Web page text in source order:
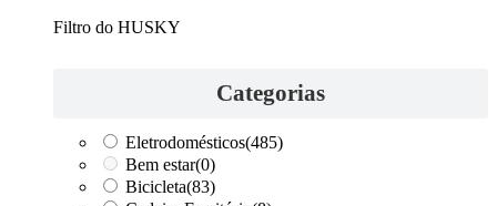
Filtro do HUSKY
Categorias
Eletrodomésticos(485)
Bem estar(0)
Bicicleta(83)